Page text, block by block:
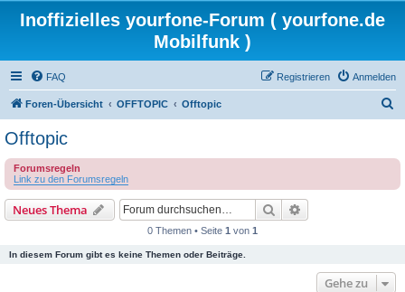
Inoffizielles yourfone-Forum ( yourfone.de
Mobilfunk )
FAQ Anmelden
Registrieren
Foren-Übersicht OFFTOPIC Offtopic
e
Offtopic
Forumsregeln
Link zu den Forumsregeln
Neues Thema Suche
0 Themen • Seite 1 von 1
In diesem Forum gibt es keine Themen oder Beiträge.
Gehe zu